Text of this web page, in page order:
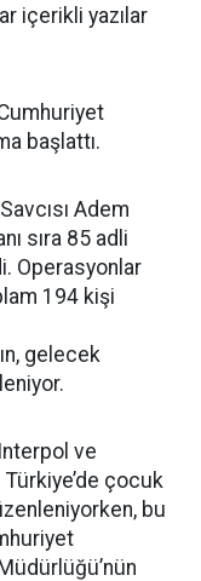
içerikli yazılar
başlattı.
Adem
sıra 85 adli
Operasyonlar
194 kişi
gelecek
ve
Türkiye’de çocuk
bu